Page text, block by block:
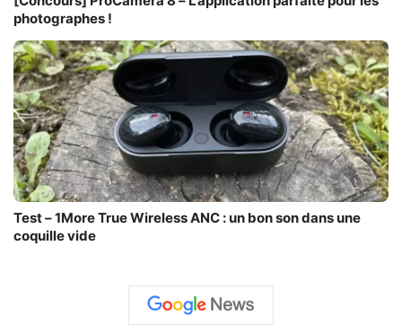
photographes !
Test – 1More True Wireless ANC : un bon son dans une
coquille vide